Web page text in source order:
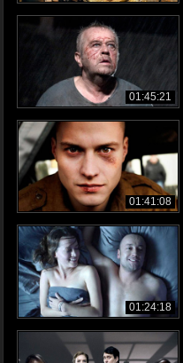
01:45:21
01:41:08
01:24:18